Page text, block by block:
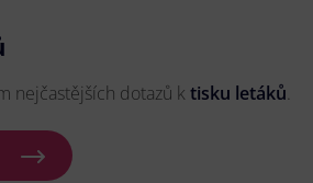
nejčastějších dotazů k tisku letáků.